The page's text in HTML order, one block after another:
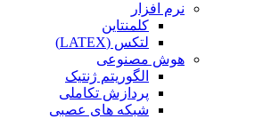
نرم افزار
کلمنتاین
لتکس (LATEX)
هوش مصنوعی
الگوریتم ژنتیک
پردازش تکاملی
شبکه های عصبی